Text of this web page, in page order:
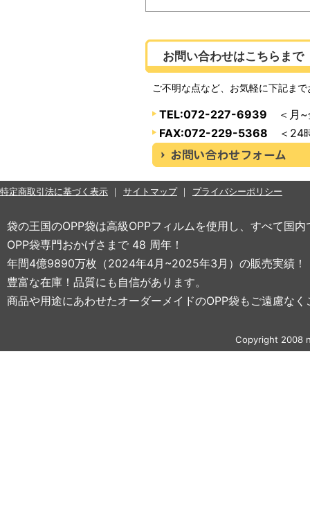
お問い合わせはこちらまで
ご不明な点など、お気軽に下記ま
TEL:072-227-6939 ＜月~
FAX:072-229-5368 ＜24
特定商取引法に基づく表示 サイトマップ プライバシーポリシー
袋の王国のOPP袋は高級OPPフィルムを使用し、すべて国
OPP袋専門おかげさまで 48 周年！
年間4億9890万枚（2024年4月~2025年3月）の販売実績！
豊富な在庫！品質にも自信があります。
商品や用途にあわせたオーダーメイドのOPP袋もご遠慮な
Copyright 2008